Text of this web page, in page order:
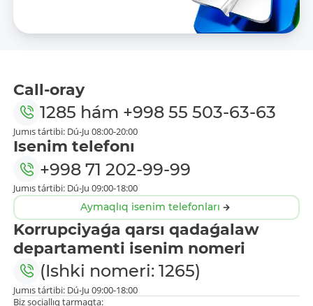
Call-oray
1285 hám +998 55 503-63-63
Jumıs tártibi: Dú-Ju 08:00-20:00
Isenim telefonı
+998 71 202-99-99
Jumıs tártibi: Dú-Ju 09:00-18:00
Aymaqlıq isenim telefonları
Korrupciyaǵa qarsı qadaǵalaw
departamenti isenim nomeri
(Ishki nomeri: 1265)
Jumıs tártibi: Dú-Ju 09:00-18:00
Biz sociallıq tarmaqta: